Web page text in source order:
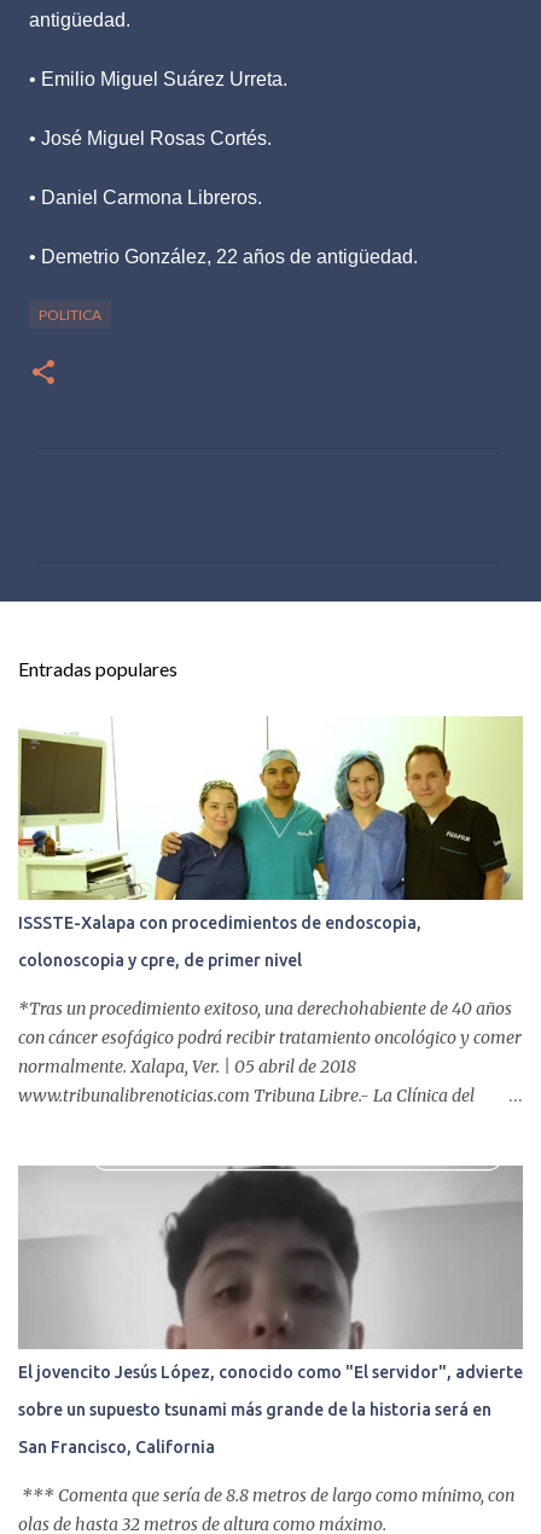
antigüedad.
• Emilio Miguel Suárez Urreta.
• José Miguel Rosas Cortés.
• Daniel Carmona Libreros.
• Demetrio González, 22 años de antigüedad.
POLITICA
s
Entradas populares
ISSSTE-Xalapa con procedimientos de endoscopia,
colonoscopia y cpre, de primer nivel
*Tras un procedimiento exitoso, una derechohabiente de 40 años
con cáncer esofágico podrá recibir tratamiento oncológico y comer
normalmente. Xalapa, Ver. | 05 abril de 2018
www.tribunalibrenoticias.com Tribuna Libre.- La Clínica del
incluyen endoscopia, colonoscopia y colangiopancreatografía
retrógrada endoscópica (CPRE), con equipo de alta tecnología de
videoendoscopia gástrica y con especialistas certificados. Además
se cuenta con endoscopios de última tecnología que permiten
diagnósticos con mayor certeza y sin dolor para el paciente, a
través de la atención de un equipo de profesionales
multidisciplinario: tres endoscopistas, anestesiólogo y personal
auxiliar y de enfermería. En esta semana, se realizó un nuevo caso
de éxito, pues a través de la colocación de un stent metálico
esofágico, una derechohabiente con un tumor en el ...
El jovencito Jesús López, conocido como "El servidor", advierte
sobre un supuesto tsunami más grande de la historia será en
San Francisco, California
*** Comenta que sería de 8.8 metros de largo como mínimo, con
olas de hasta 32 metros de altura como máximo.